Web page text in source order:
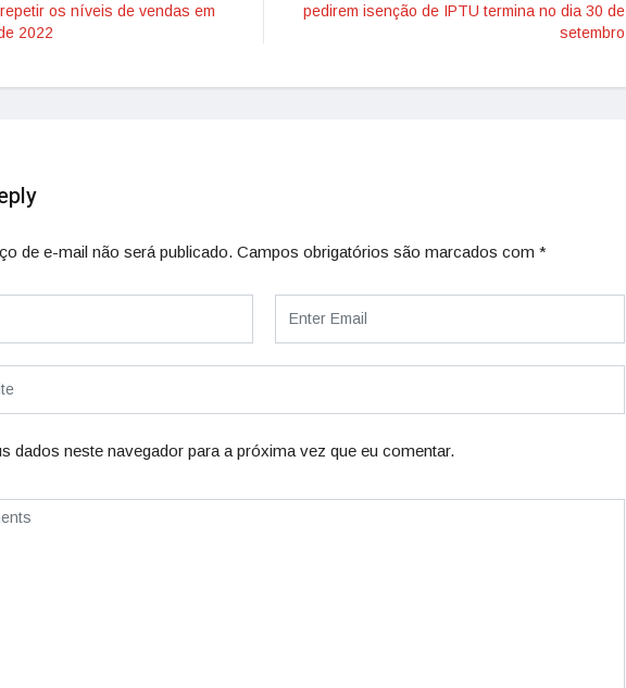
os níveis de vendas em
2022
pedirem isenção de IPTU termina no dia 30 de
setembro
de e-mail não será publicado. Campos obrigatórios são marcados com *
dados neste navegador para a próxima vez que eu comentar.